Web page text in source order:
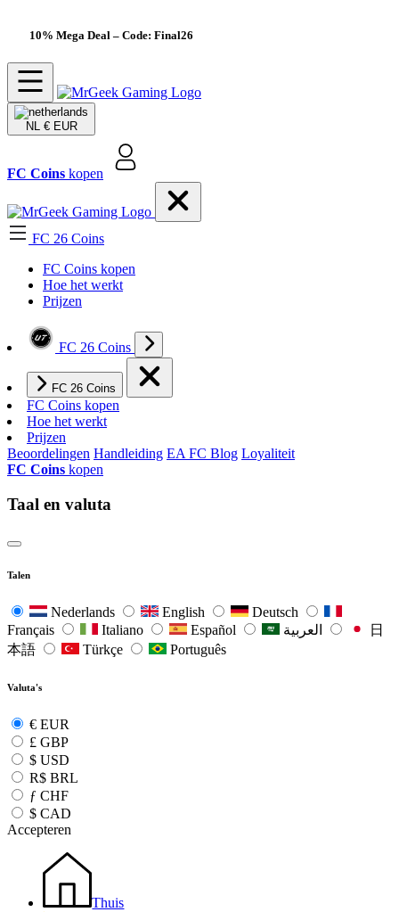
10% Mega Deal – Code: Final26
NL € EUR
FC Coins kopen
FC 26 Coins
FC Coins kopen
Hoe het werkt
Prijzen
FC 26 Coins
FC 26 Coins
FC Coins kopen
Hoe het werkt
Prijzen
Beoordelingen Handleiding EA FC Blog Loyaliteit
FC Coins kopen
Taal en valuta
Talen
Nederlands English
Deutsch
Français
Italiano Español
日
本語
Türkçe Português
Valuta's
€ EUR
£ GBP
$ USD
R$ BRL
ƒ CHF
$ CAD
Accepteren
Thuis